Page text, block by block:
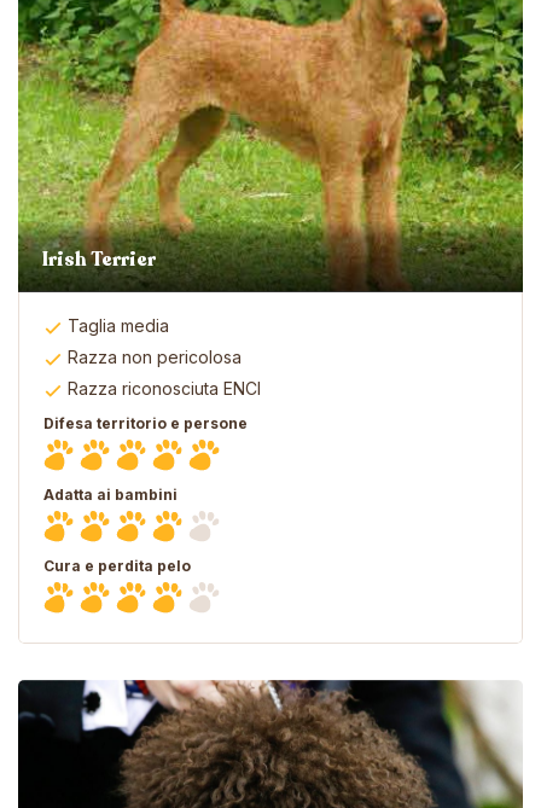
Irish Terrier
Taglia media
Razza non pericolosa
Razza riconosciuta ENCI
Difesa territorio e persone
Adatta ai bambini
Cura e perdita pelo